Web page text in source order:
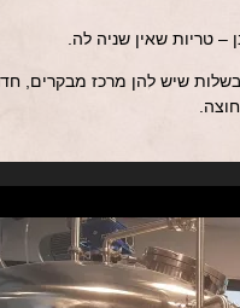
טריות שאין שניה לה.
שיש להן מרכז מבקרים,